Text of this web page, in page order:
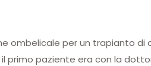
ombelicale per un trapianto
paziente era con la